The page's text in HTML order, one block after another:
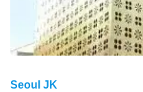
Seoul JK